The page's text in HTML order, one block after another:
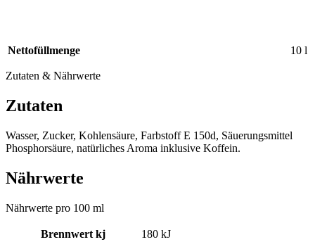
Nettofüllmenge 10 l
Zutaten & Nährwerte
Zutaten
Wasser, Zucker, Kohlensäure, Farbstoff E 150d, Säuerungsmittel
Phosphorsäure, natürliches Aroma inklusive Koffein.
Nährwerte
Nährwerte pro 100 ml
Brennwert kj 180 kJ